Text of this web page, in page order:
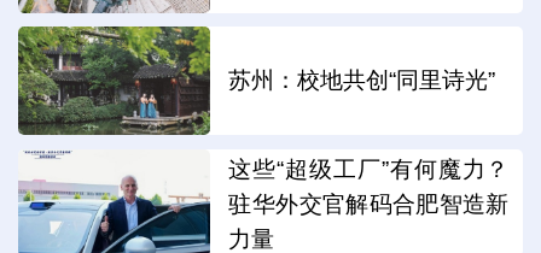
苏州：校地共创“同里诗光”
这些“超级工厂”有何魔力？
驻华外交官解码合肥智造新
力量